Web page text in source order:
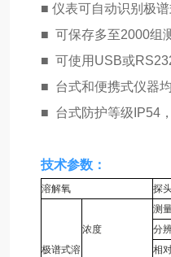
■ 仪表可自动识别极
■ 可保存多至2000组
■ 可使用USB或
■ 台式和便携式仪器
■ 台式防护等级IP54
技术参数：
溶解氧 探
极谱式溶
浓度
测
分
相